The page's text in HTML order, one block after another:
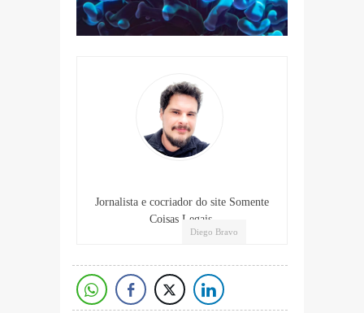
Diego Bravo
Jornalista e cocriador do site Somente
Coisas Legais.